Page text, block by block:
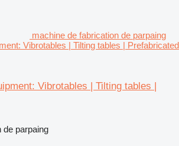
machine de fabrication de parpaing
Vibrotables | Tilting tables | Prefabricated
Vibrotables | Tilting tables |
de parpaing